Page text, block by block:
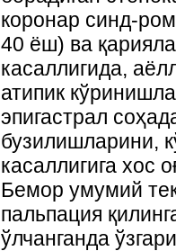
коронар синд-
40 ёш) ва
касаллигида,
атипик
эпигастрал
бузилишларини,
касаллигига хос
Бемор умумий
пальпация
ўлчанганда